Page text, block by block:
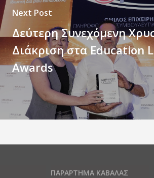
Next Post
Δεύτερη Συνεχόμενη
Διάκριση στα Education
Awards
ΠΑΡΑΡΤΗΜΑ ΚΑΒΑΛΑΣ